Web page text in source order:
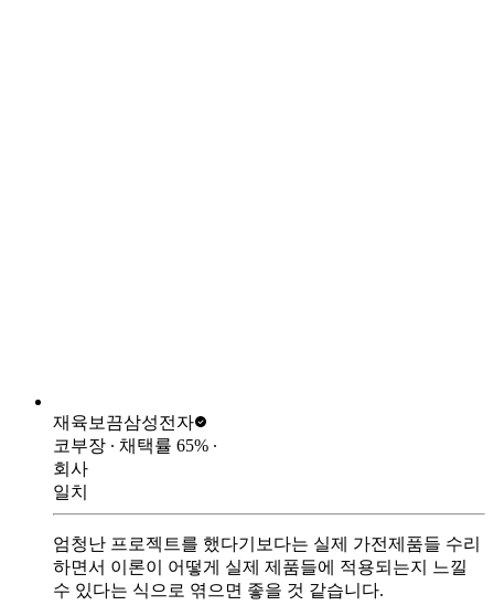
재육보끔삼성전자
코부장 ∙ 채택률 65% ∙
회사
일치
엄청난 프로젝트를 했다기보다는 실제 가전제품들 수리
하면서 이론이 어떻게 실제 제품들에 적용되는지 느낄
수 있다는 식으로 엮으면 좋을 것 같습니다.